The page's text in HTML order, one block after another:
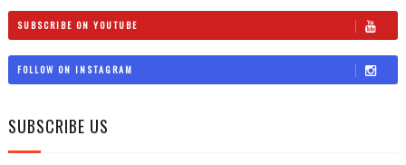
SUBSCRIBE ON YOUTUBE
FOLLOW ON INSTAGRAM
SUBSCRIBE US